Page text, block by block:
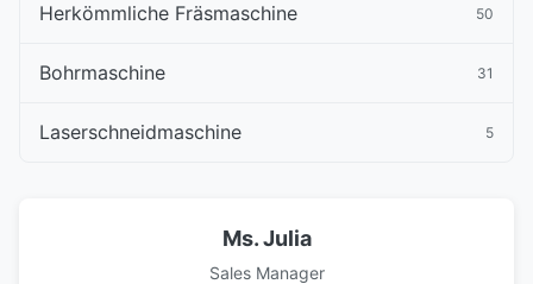
Herkömmliche Fräsmaschine 50
Bohrmaschine 31
Laserschneidmaschine 5
Ms. Julia
Sales Manager